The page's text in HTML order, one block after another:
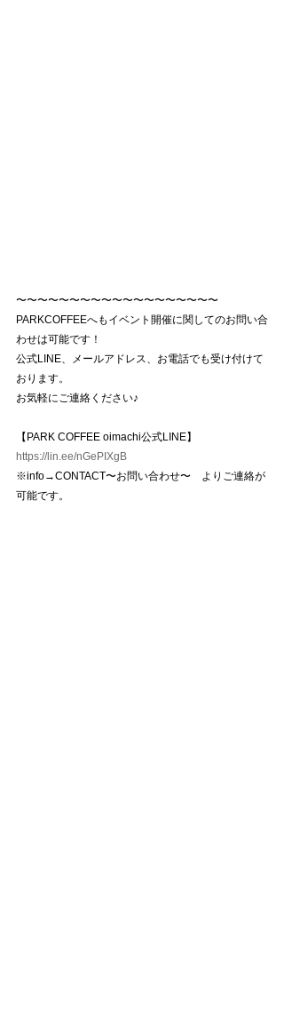
〜〜〜〜〜〜〜〜〜〜〜〜〜〜〜〜〜〜〜
PARKCOFFEEへもイベント開催に関してのお問い合
わせは可能です！
公式LINE、メールアドレス、お電話でも受け付けて
おります。
お気軽にご連絡ください♪
【PARK COFFEE oimachi公式LINE】
https://lin.ee/nGePIXgB
※info→CONTACT〜お問い合わせ〜　よりご連絡が
可能です。